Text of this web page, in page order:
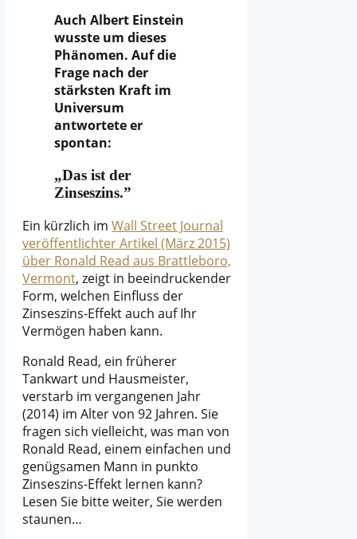
Auch Albert Einstein
wusste um dieses
Phänomen. Auf die
Frage nach der
stärksten Kraft im
Universum
antwortete er
spontan:
„Das ist der
Zinseszins.”
Ein kürzlich im Wall Street Journal
veröffentlichter Artikel (März 2015)
über Ronald Read aus Brattleboro,
Vermont, zeigt in beeindruckender
Form, welchen Einfluss der
Zinseszins-Effekt auch auf Ihr
Vermögen haben kann.
Ronald Read, ein früherer
Tankwart und Hausmeister,
verstarb im vergangenen Jahr
(2014) im Alter von 92 Jahren. Sie
fragen sich vielleicht, was man von
Ronald Read, einem einfachen und
genügsamen Mann in punkto
Zinseszins-Effekt lernen kann?
Lesen Sie bitte weiter, Sie werden
staunen…